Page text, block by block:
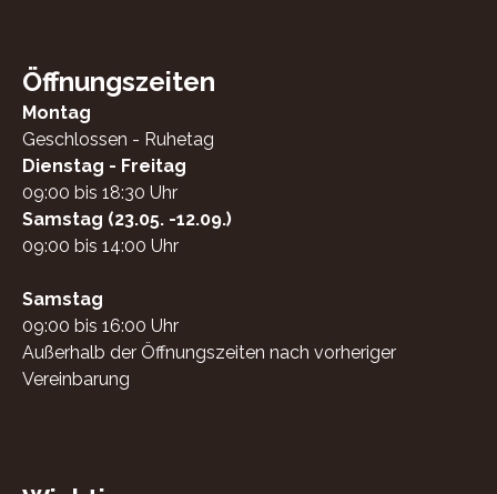
Öffnungszeiten
Montag
Geschlossen - Ruhetag
Dienstag - Freitag
09:00 bis 18:30 Uhr
Samstag (23.05. -12.09.)
09:00 bis 14:00 Uhr
Samstag
09:00 bis 16:00 Uhr
Außerhalb der Öffnungszeiten nach vorheriger
Vereinbarung